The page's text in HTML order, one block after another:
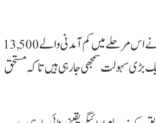
اسلام آباد (اے بی این نیوز) احساس پروگرام فیز 3 کی ادائیگیاں ستمبر 2025 سے شروع ہو چکی ہیں اور حکومت نے اس مرحلے میں کم آمدنی والے 13,500
میں ایک بڑی سہولت سمجھی جا رہی ہیں تاکہ مستحق